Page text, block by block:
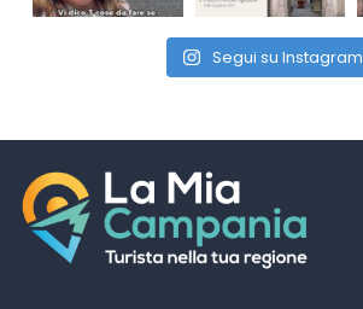
Segui su Instagram